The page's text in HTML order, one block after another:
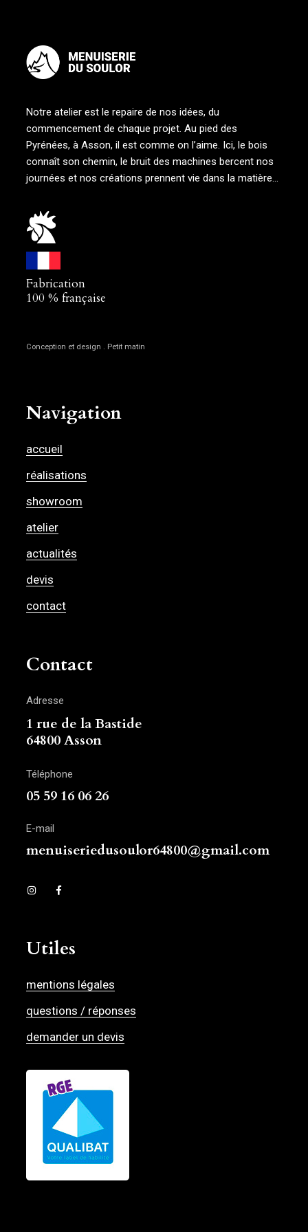
Notre atelier est le repaire de nos idées, du
commencement de chaque projet. Au pied des
Pyrénées, à Asson, il est comme on l’aime. Ici, le bois
connaît son chemin, le bruit des machines bercent nos
journées et nos créations prennent vie dans la matière…
Fabrication
100 % française
Conception et design . Petit matin
Navigation
accueil
réalisations
showroom
atelier
actualités
devis
contact
Contact
Adresse
1 rue de la Bastide
64800 Asson
Téléphone
05 59 16 06 26
E-mail
menuiseriedusoulor64800@gmail.com
Utiles
mentions légales
questions / réponses
demander un devis